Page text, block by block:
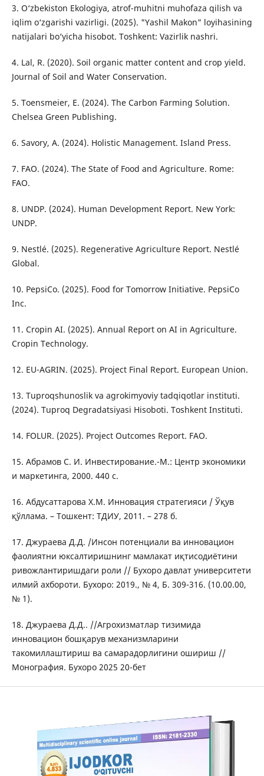
3. O‘zbekiston Ekologiya, atrof-muhitni muhofaza qilish va
iqlim o‘zgarishi vazirligi. (2025). "Yashil Makon" loyihasining
natijalari bo‘yicha hisobot. Toshkent: Vazirlik nashri.
4. Lal, R. (2020). Soil organic matter content and crop yield.
Journal of Soil and Water Conservation.
5. Toensmeier, E. (2024). The Carbon Farming Solution.
Chelsea Green Publishing.
6. Savory, A. (2024). Holistic Management. Island Press.
7. FAO. (2024). The State of Food and Agriculture. Rome:
FAO.
8. UNDP. (2024). Human Development Report. New York:
UNDP.
9. Nestlé. (2025). Regenerative Agriculture Report. Nestlé
Global.
10. PepsiCo. (2025). Food for Tomorrow Initiative. PepsiCo
Inc.
11. Cropin AI. (2025). Annual Report on AI in Agriculture.
Cropin Technology.
12. EU-AGRIN. (2025). Project Final Report. European Union.
13. Tuproqshunoslik va agrokimyoviy tadqiqotlar instituti.
(2024). Tuproq Degradatsiyasi Hisoboti. Toshkent Instituti.
14. FOLUR. (2025). Project Outcomes Report. FAO.
15. Абрамов С. И. Инвестирование.-М.: Центр экономики
и маркетинга, 2000. 440 с.
16. Абдусаттарова Х.М. Инновация стратегияси / Ўқув
қўллама. – Тошкент: ТДИУ, 2011. – 278 б.
17. Джураева Д.Д. /Инсон потенциали ва инновацион
фаолиятни юксалтиришнинг мамлакат иқтисодиётини
ривожлантиришдаги роли // Бухоро давлат университети
илмий ахбороти. Бухоро: 2019., № 4, Б. 309-316. (10.00.00,
№ 1).
18. Джураева Д.Д.. //Агрохизматлар тизимида
инновацион бошқарув механизмларини
такомиллаштириш ва самарадорлигини ошириш //
Монография. Бухоро 2025 20-бет